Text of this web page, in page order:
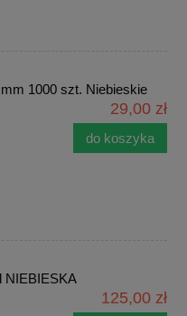
1000 szt. Niebieskie
29,00 zł
do koszyka
NIEBIESKA
125,00 zł